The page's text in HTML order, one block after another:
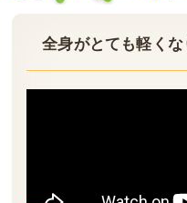
全身がとても軽くな